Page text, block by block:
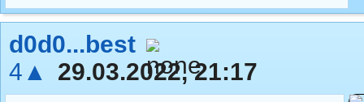
d0d0...best
4▲
29.03.2022, 21:17